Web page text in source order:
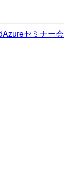
Azureセミナー会